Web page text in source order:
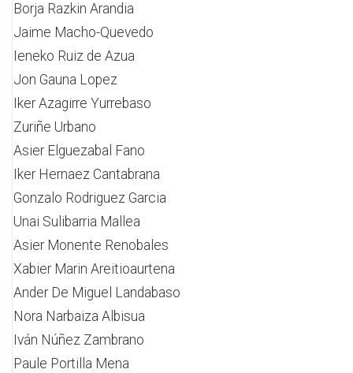
Borja Razkin Arandia
Jaime Macho-Quevedo
Ieneko Ruiz de Azua
Jon Gauna Lopez
Iker Azagirre Yurrebaso
Zuriñe Urbano
Asier Elguezabal Fano
Iker Hernaez Cantabrana
Gonzalo Rodriguez Garcia
Unai Sulibarria Mallea
Asier Monente Renobales
Xabier Marin Areitioaurtena
Ander De Miguel Landabaso
Nora Narbaiza Albisua
Iván Núñez Zambrano
Paule Portilla Mena